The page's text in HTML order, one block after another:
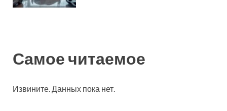
Самое читаемое
Извините. Данных пока нет.